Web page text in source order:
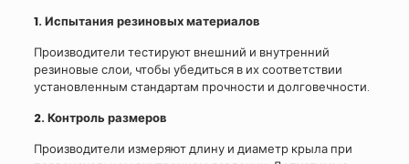
1. Испытания резиновых материалов
Производители тестируют внешний и внутренний
резиновые слои, чтобы убедиться в их соответствии
установленным стандартам прочности и долговечности.
2. Контроль размеров
Производители измеряют длину и диаметр крыла при